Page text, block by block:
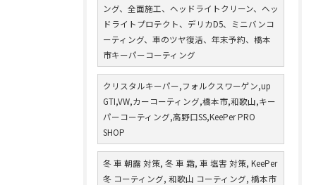
ング、全面施工、ヘッドライトクリーン、ヘッ
ドライトプロテクト、デリカD5、ミニバンコ
ーティング、車のツヤ復活、年末予約、橋本
市キーパーコーティング
クリスタルキーパー,フォルクスワーゲン,up
GTI,VW,カーコーティング,橋本市,和歌山,キー
パーコーティング,高野口SS,KeePer PRO
SHOP
冬 車 朝露 対策, 冬 車 霜, 車 塩害 対策, KeePer
冬 コーティング, 和歌山 コーティング, 橋本市